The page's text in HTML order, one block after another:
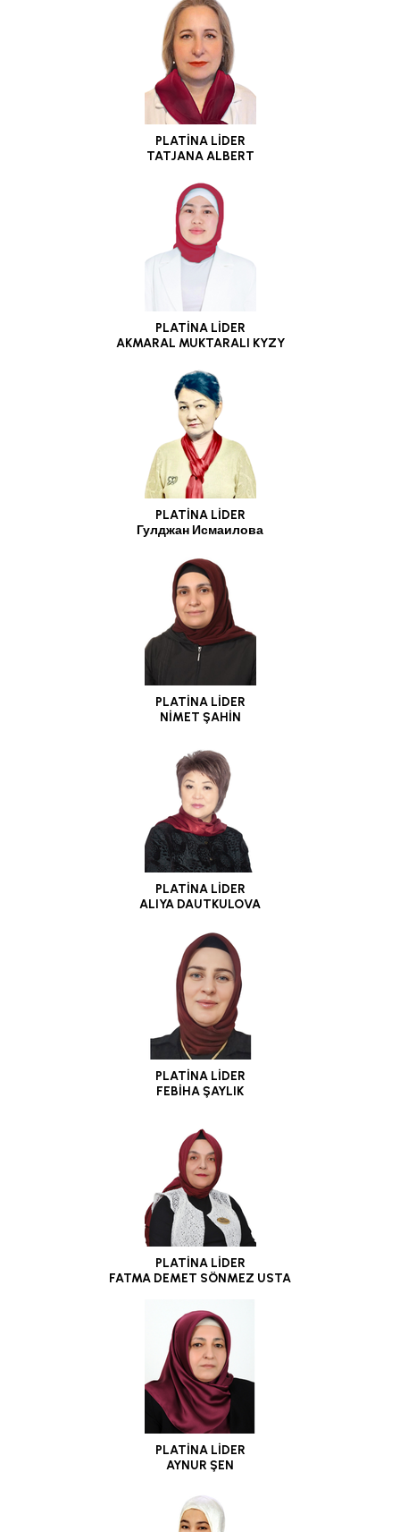
PLATİNA LİDER
TATJANA ALBERT
PLATİNA LİDER
AKMARAL MUKTARALI KYZY
PLATİNA LİDER
Гулджан Исмаилова
PLATİNA LİDER
NİMET ŞAHİN
PLATİNA LİDER
ALIYA DAUTKULOVA
PLATİNA LİDER
FEBİHA ŞAYLIK
PLATİNA LİDER
FATMA DEMET SÖNMEZ USTA
PLATİNA LİDER
AYNUR ŞEN